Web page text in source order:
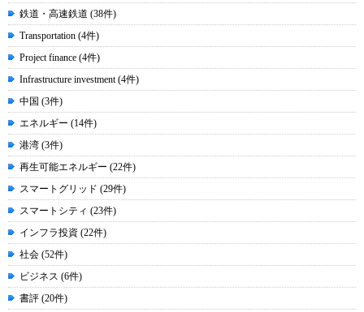
鉄道・高速鉄道 (38件)
Transportation (4件)
Project finance (4件)
Infrastructure investment (4件)
中国 (3件)
エネルギー (14件)
港湾 (3件)
再生可能エネルギー (22件)
スマートグリッド (29件)
スマートシティ (23件)
インフラ投資 (22件)
社会 (52件)
ビジネス (6件)
書評 (20件)